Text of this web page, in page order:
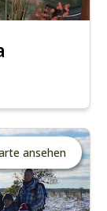
ansehen